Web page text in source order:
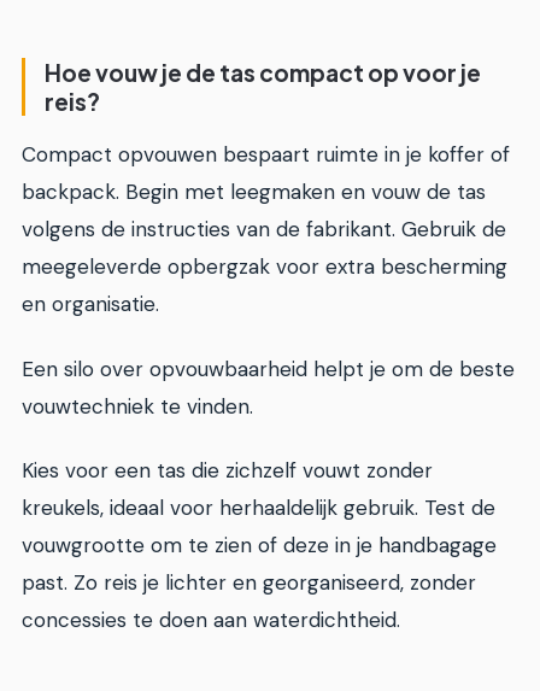
Hoe vouw je de tas compact op voor je
reis?
Compact opvouwen bespaart ruimte in je koffer of
backpack. Begin met leegmaken en vouw de tas
volgens de instructies van de fabrikant. Gebruik de
meegeleverde opbergzak voor extra bescherming
en organisatie.
Een silo over opvouwbaarheid helpt je om de beste
vouwtechniek te vinden.
Kies voor een tas die zichzelf vouwt zonder
kreukels, ideaal voor herhaaldelijk gebruik. Test de
vouwgrootte om te zien of deze in je handbagage
past. Zo reis je lichter en georganiseerd, zonder
concessies te doen aan waterdichtheid.